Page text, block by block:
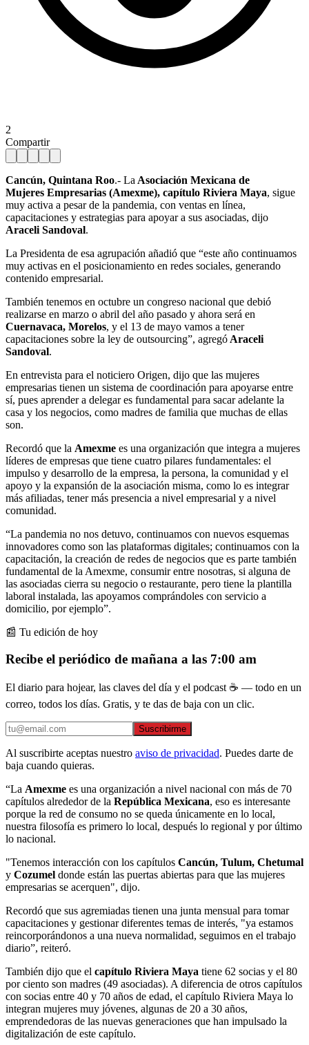
2
Compartir
Cancún, Quintana Roo.- La Asociación Mexicana de
Mujeres Empresarias (Amexme), capítulo Riviera Maya, sigue
muy activa a pesar de la pandemia, con ventas en línea,
capacitaciones y estrategias para apoyar a sus asociadas, dijo
Araceli Sandoval.
La Presidenta de esa agrupación añadió que “este año continuamos
muy activas en el posicionamiento en redes sociales, generando
contenido empresarial.
También tenemos en octubre un congreso nacional que debió
realizarse en marzo o abril del año pasado y ahora será en
Cuernavaca, Morelos, y el 13 de mayo vamos a tener
capacitaciones sobre la ley de outsourcing”, agregó Araceli
Sandoval.
En entrevista para el noticiero Origen, dijo que las mujeres
empresarias tienen un sistema de coordinación para apoyarse entre
sí, pues aprender a delegar es fundamental para sacar adelante la
casa y los negocios, como madres de familia que muchas de ellas
son.
Recordó que la Amexme es una organización que integra a mujeres
líderes de empresas que tiene cuatro pilares fundamentales: el
impulso y desarrollo de la empresa, la persona, la comunidad y el
apoyo y la expansión de la asociación misma, como lo es integrar
más afiliadas, tener más presencia a nivel empresarial y a nivel
comunidad.
“La pandemia no nos detuvo, continuamos con nuevos esquemas
innovadores como son las plataformas digitales; continuamos con la
capacitación, la creación de redes de negocios que es parte también
fundamental de la Amexme, consumir entre nosotras, si alguna de
las asociadas cierra su negocio o restaurante, pero tiene la plantilla
laboral instalada, las apoyamos comprándoles con servicio a
domicilio, por ejemplo”.
📰 Tu edición de hoy
Recibe el periódico de mañana a las 7:00 am
El diario para hojear, las claves del día y el podcast ☕ — todo en un
correo, todos los días. Gratis, y te das de baja con un clic.
Suscribirme
Al suscribirte aceptas nuestro aviso de privacidad. Puedes darte de
baja cuando quieras.
“La Amexme es una organización a nivel nacional con más de 70
capítulos alrededor de la República Mexicana, eso es interesante
porque la red de consumo no se queda únicamente en lo local,
nuestra filosofía es primero lo local, después lo regional y por último
lo nacional.
"Tenemos interacción con los capítulos Cancún, Tulum, Chetumal
y Cozumel donde están las puertas abiertas para que las mujeres
empresarias se acerquen", dijo.
Recordó que sus agremiadas tienen una junta mensual para tomar
capacitaciones y gestionar diferentes temas de interés, "ya estamos
reincorporándonos a una nueva normalidad, seguimos en el trabajo
diario”, reiteró.
También dijo que el capítulo Riviera Maya tiene 62 socias y el 80
por ciento son madres (49 asociadas). A diferencia de otros capítulos
con socias entre 40 y 70 años de edad, el capítulo Riviera Maya lo
integran mujeres muy jóvenes, algunas de 20 a 30 años,
emprendedoras de las nuevas generaciones que han impulsado la
digitalización de este capítulo.